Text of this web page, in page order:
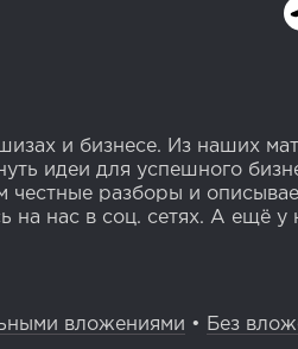
и бизнесе. Из наших
идеи для успешного
разборы и
на нас в соц. сетях. А ещё у
вложениями • Без